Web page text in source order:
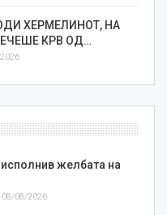
ХЕРМЕЛИНОТ, НА
КРВ ОД…
желбата на
08/08/2026